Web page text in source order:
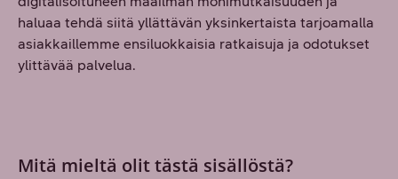
haluaa tehdä siitä yllättävän yksinkertaista tarjoamalla
asiakkaillemme ensiluokkaisia ratkaisuja ja odotukset
ylittävää palvelua.
Mitä mieltä olit tästä sisällöstä?